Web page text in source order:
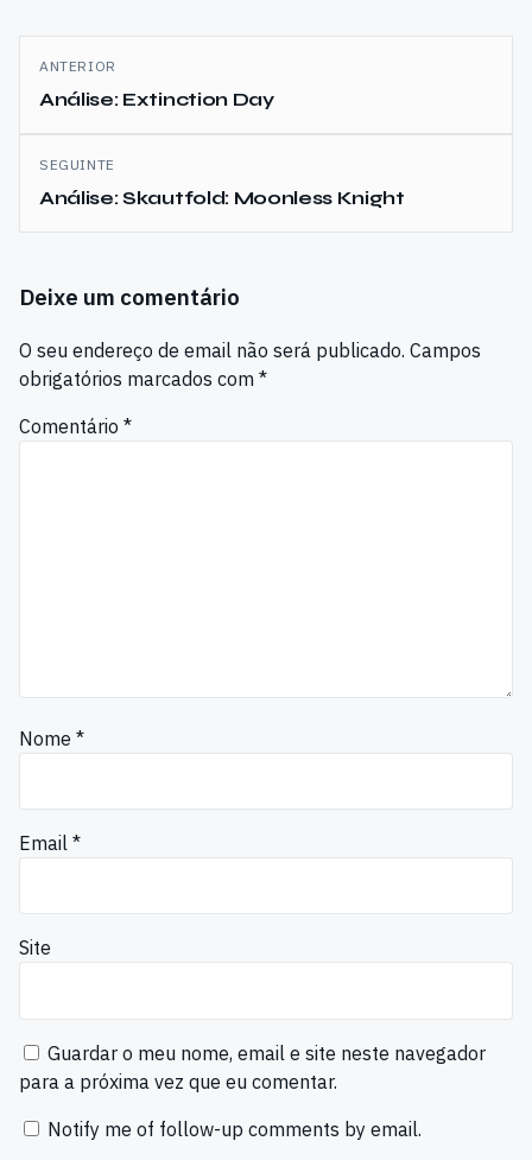
Navegação
de
artigos
ANTERIOR
Análise: Extinction Day
SEGUINTE
Análise: Skautfold: Moonless Knight
Deixe um comentário
O seu endereço de email não será publicado. Campos
obrigatórios marcados com *
Comentário *
Nome *
Email *
Site
Guardar o meu nome, email e site neste navegador
para a próxima vez que eu comentar.
Notify me of follow-up comments by email.